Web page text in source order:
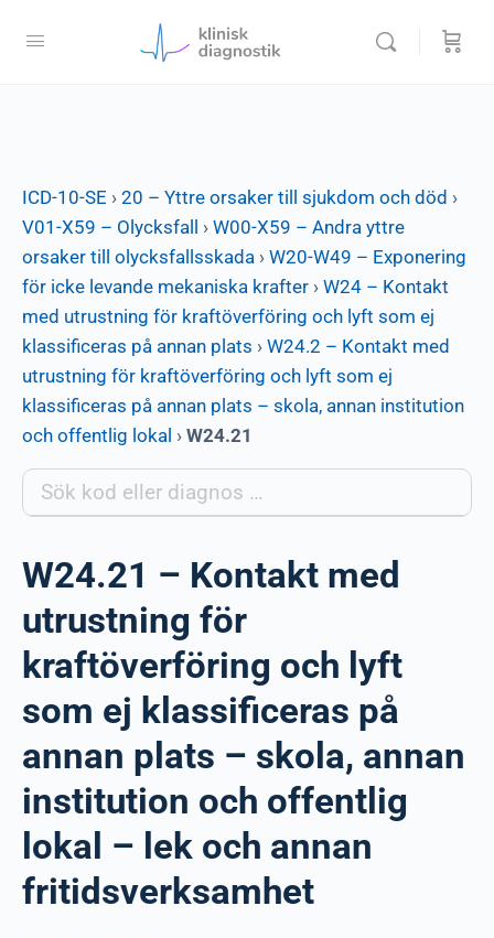
ICD-10-SE › 20 – Yttre orsaker till sjukdom och död ›
V01-X59 – Olycksfall
› W00-X59 – Andra yttre
orsaker till olycksfallsskada › W20-W49 – Exponering
för icke levande mekaniska krafter › W24 – Kontakt
med utrustning för kraftöverföring och lyft som ej
klassificeras på annan plats › W24.2 – Kontakt med
utrustning för kraftöverföring och lyft som ej
klassificeras på annan plats – skola, annan institution
och offentlig lokal › W24.21
W24.21 – Kontakt med
utrustning för
kraftöverföring och lyft
som ej klassificeras på
annan plats – skola, annan
institution och offentlig
lokal – lek och annan
fritidsverksamhet